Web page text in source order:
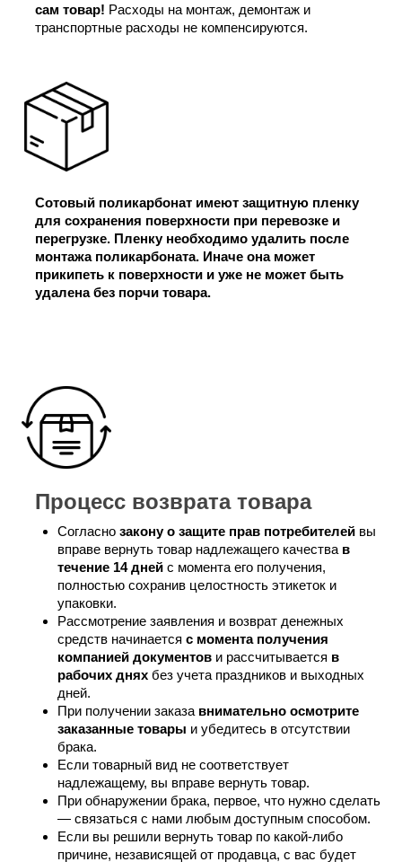
сам товар! Расходы на монтаж, демонтаж и
транспортные расходы не компенсируются.
Сотовый поликарбонат имеют защитную пленку
для сохранения поверхности при перевозке и
перегрузке. Пленку необходимо удалить после
монтажа поликарбоната. Иначе она может
прикипеть к поверхности и уже не может быть
удалена без порчи товара.
Процесс возврата товара
Согласно закону о защите прав потребителей вы
вправе вернуть товар надлежащего качества в
течение 14 дней с момента его получения,
полностью сохранив целостность этикеток и
упаковки.
Рассмотрение заявления и возврат денежных
средств начинается с момента получения
компанией документов и рассчитывается в
рабочих днях без учета праздников и выходных
дней.
При получении заказа внимательно осмотрите
заказанные товары и убедитесь в отсутствии
брака.
Если товарный вид не соответствует
надлежащему, вы вправе вернуть товар.
При обнаружении брака, первое, что нужно сделать
— связаться с нами любым доступным способом.
Если вы решили вернуть товар по какой-либо
причине, независящей от продавца, с вас будет